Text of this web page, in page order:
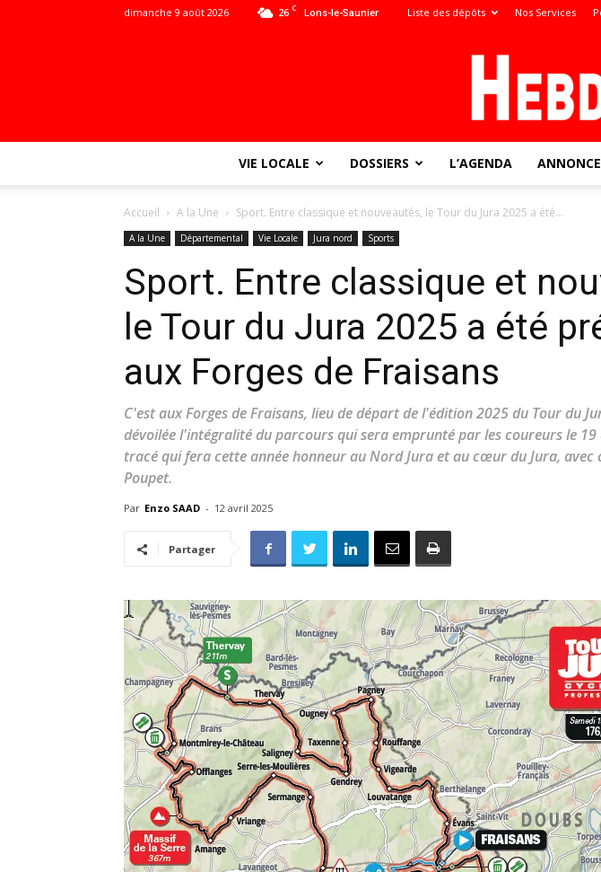
26 C Lons-le-Saunier
dimanche 9 août 2026 Liste des dépôts Nos Services
VIE LOCALE DOSSIERS L’AGENDA
Accueil A la Une Sport. Entre classique et nouveautés, le Tour du Jura 2025 a été...
A la Une Départemental Vie Locale Jura nord Sports
Sport. Entre classique et
le Tour du Jura 2025 a été
aux Forges de Fraisans
C'est aux Forges de Fraisans, lieu de départ de l'édition 2025 du Tour du
dévoilée l'intégralité du parcours qui sera emprunté par les coureurs le
tracé qui fera cette année honneur au Nord Jura et au cœur du Jura,
Poupet.
Par Enzo SAAD - 12 avril 2025
Partager